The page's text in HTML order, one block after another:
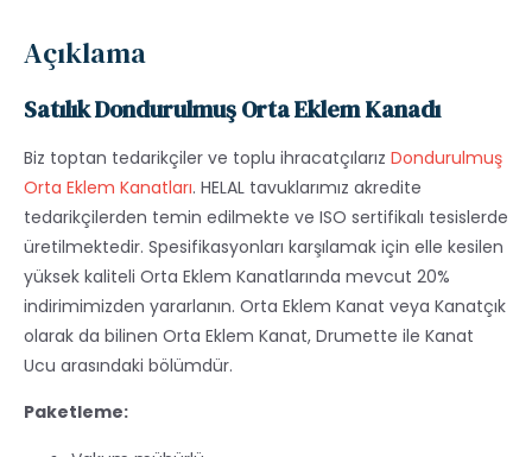
Açıklama
Satılık Dondurulmuş Orta Eklem Kanadı
Biz toptan tedarikçiler ve toplu ihracatçılarız Dondurulmuş
Orta Eklem Kanatları. HELAL tavuklarımız akredite
tedarikçilerden temin edilmekte ve ISO sertifikalı tesislerde
üretilmektedir. Spesifikasyonları karşılamak için elle kesilen
yüksek kaliteli Orta Eklem Kanatlarında mevcut 20%
indirimimizden yararlanın. Orta Eklem Kanat veya Kanatçık
olarak da bilinen Orta Eklem Kanat, Drumette ile Kanat
Ucu arasındaki bölümdür.
Paketleme: